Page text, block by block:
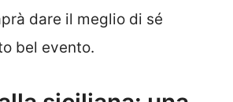
dare il meglio di sé
bel evento.